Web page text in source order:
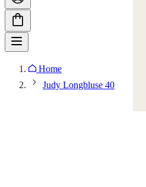
Home
Judy Longbluse 40